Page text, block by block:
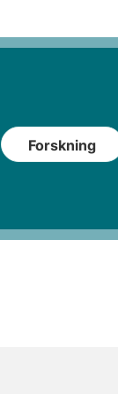
Forskning